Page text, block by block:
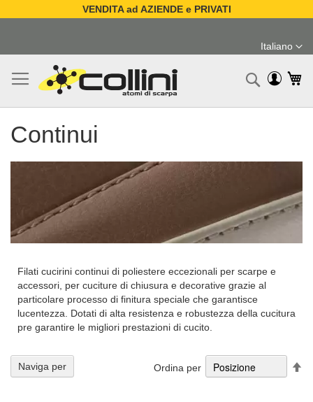
VENDITA ad AZIENDE e PRIVATI
contenuto
Lingua
Italiano
Continui
Filati cucirini continui di poliestere eccezionali per scarpe e
accessori, per cuciture di chiusura e decorative grazie al
particolare processo di finitura speciale che garantisce
lucentezza. Dotati di alta resistenza e robustezza della cucitura
pre garantire le migliori prestazioni di cucito.
Ordina per
Naviga per